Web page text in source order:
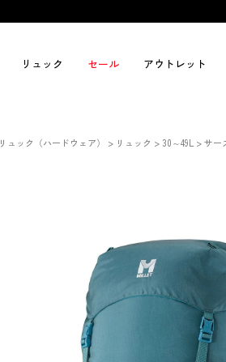
リュック セール アウトレット
リュック（ハードウェア） リュック 30～49L サー